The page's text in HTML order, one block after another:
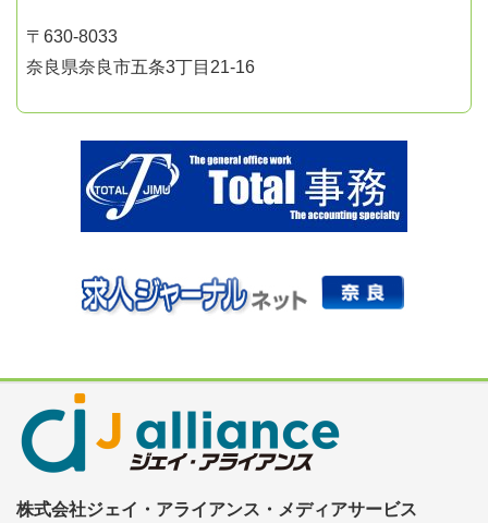
〒630-8033
奈良県奈良市五条3丁目21-16
株式会社ジェイ・アライアンス・メディアサービス